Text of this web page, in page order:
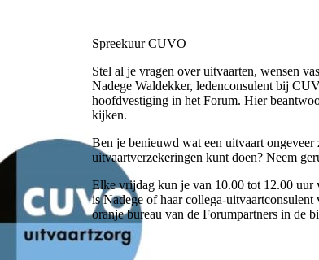
Spreekuur CUVO
Stel al je vragen over uitvaarten, wensen
Nadege Waldekker, ledenconsulent bij
hoofdvestiging in het Forum. Hier
kijken.
Ben je benieuwd wat een uitvaart
uitvaartverzekeringen kunt doen? Neem
Elke vrijdag kun je van 10.00 tot 12.00
is Nadege of haar collega-
oranje bureau van de Forumpartners in de